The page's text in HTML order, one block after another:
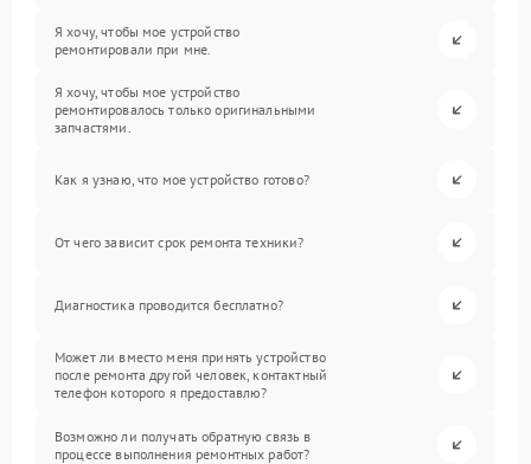
Я хочу, чтобы мое устройство
ремонтировали при мне.
Я хочу, чтобы мое устройство
ремонтировалось только оригинальными
запчастями.
Как я узнаю, что мое устройство готово?
От чего зависит срок ремонта техники?
Диагностика проводится бесплатно?
Может ли вместо меня принять устройство
после ремонта другой человек, контактный
телефон которого я предоставлю?
Возможно ли получать обратную связь в
процессе выполнения ремонтных работ?